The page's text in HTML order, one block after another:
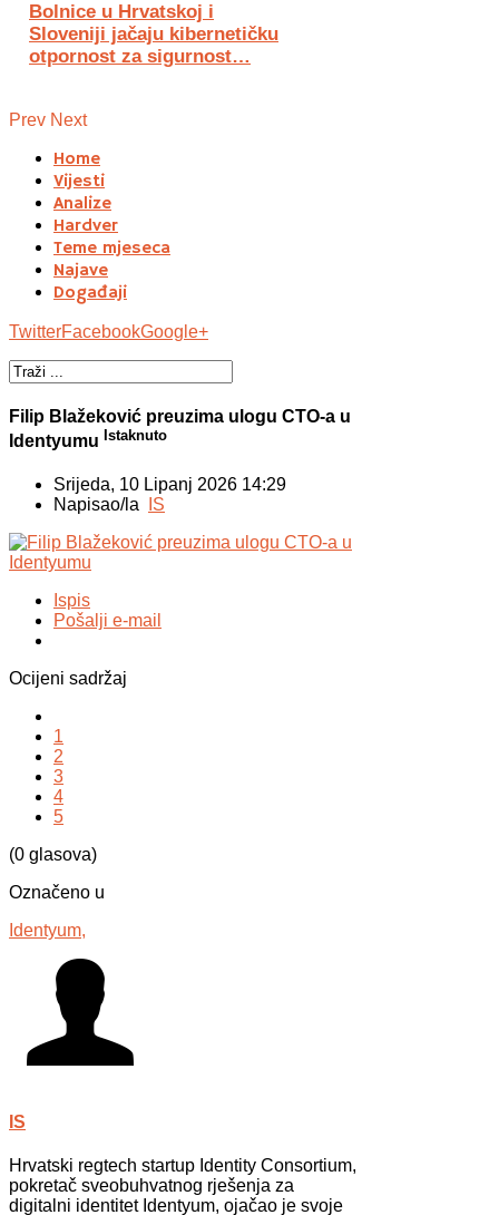
Bolnice u Hrvatskoj i
Sloveniji jačaju kibernetičku
otpornost za sigurnost…
Prev Next
Home
Vijesti
Analize
Hardver
Teme mjeseca
Najave
Događaji
TwitterFacebookGoogle+
Filip Blažeković preuzima ulogu CTO-a u
Identyumu Istaknuto
Srijeda, 10 Lipanj 2026 14:29
Napisao/la
IS
Ispis
Pošalji e-mail
Ocijeni sadržaj
1
2
3
4
5
(0 glasova)
Označeno u
Identyum,
IS
Hrvatski regtech startup Identity Consortium,
pokretač sveobuhvatnog rješenja za
digitalni identitet Identyum, ojаčao je svoje